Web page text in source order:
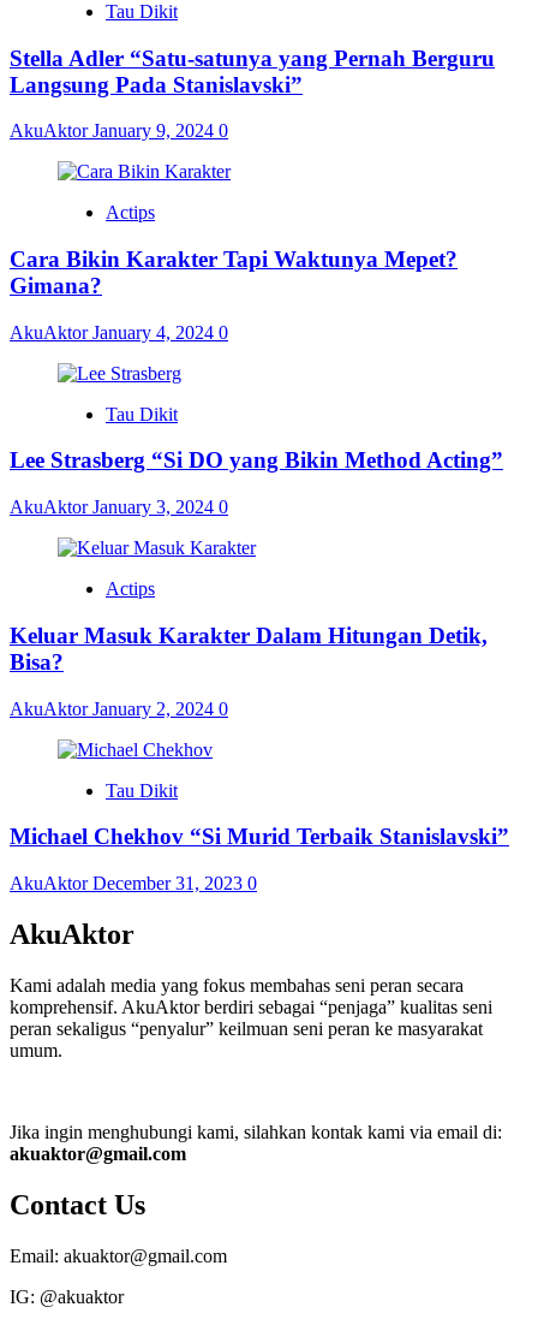
Tau Dikit
Stella Adler “Satu-satunya yang Pernah Berguru
Langsung Pada Stanislavski”
AkuAktorJanuary 9, 2024 0
Actips
Cara Bikin Karakter Tapi Waktunya Mepet?
Gimana?
AkuAktorJanuary 4, 2024 0
Tau Dikit
Lee Strasberg “Si DO yang Bikin Method Acting”
AkuAktorJanuary 3, 2024 0
Actips
Keluar Masuk Karakter Dalam Hitungan Detik,
Bisa?
AkuAktorJanuary 2, 2024 0
Tau Dikit
Michael Chekhov “Si Murid Terbaik Stanislavski”
AkuAktorDecember 31, 2023 0
AkuAktor
Kami adalah media yang fokus membahas seni peran secara
komprehensif. AkuAktor berdiri sebagai “penjaga” kualitas seni
peran sekaligus “penyalur” keilmuan seni peran ke masyarakat
umum.
Jika ingin menghubungi kami, silahkan kontak kami via email di:
akuaktor@gmail.com
Contact Us
Email: akuaktor@gmail.com
IG: @akuaktor